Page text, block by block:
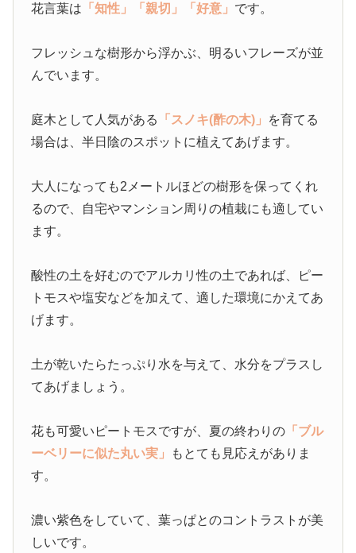
花言葉は 「知性」 「親切」 「好意」 です。
フレッシュな樹形から浮かぶ、明るいフレーズが並
んでいます。
庭木として人気がある 「スノキ(酢の木)」 を育てる
場合は、半日陰のスポットに植えてあげます。
大人になっても2メートルほどの樹形を保ってくれ
るので、自宅やマンション周りの植栽にも適してい
ます。
酸性の土を好むのでアルカリ性の土であれば、ピー
トモスや塩安などを加えて、適した環境にかえてあ
げます。
土が乾いたらたっぷり水を与えて、水分をプラスし
てあげましょう。
花も可愛いピートモスですが、夏の終わりの 「ブル
ーベリーに似た丸い実」
もとても見応えがありま
す。
濃い紫色をしていて、葉っぱとのコントラストが美
しいです。